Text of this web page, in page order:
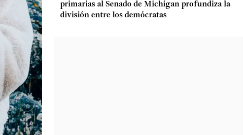
primarias al Senado de Michigan profundiza la
división entre los demócratas